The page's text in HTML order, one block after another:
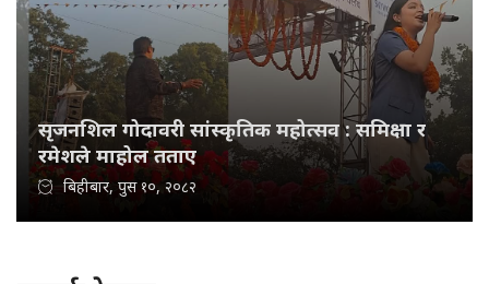
सृजनशिल गोदावरी सांस्कृतिक महोत्सव : समिक्षा र
रमेशले माहोल तताए
बिहीबार, पुस १०, २०८२